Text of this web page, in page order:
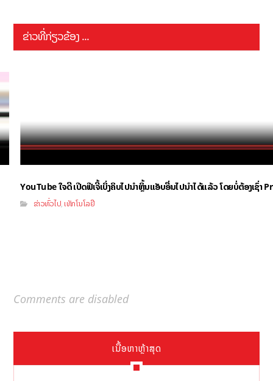
ຂ່າວທີ່ກ່ຽວຂ້ອງ ...
YouTube ໃຈດີ ເປີດຟີເຈີ້ເບິ່ງຄິບໄປນຳຫຼິ້ນແອັບອື່ນໄປນຳໄດ້ແລ້ວ ໂດຍບໍ່ຕ້ອງເຊົ່າ
ຂ່າວທົ່ວໄປ ,ເທັກໂນໂລຢີ
Comments are disabled
ເນື້ອຫາຫຼ້າສຸດ